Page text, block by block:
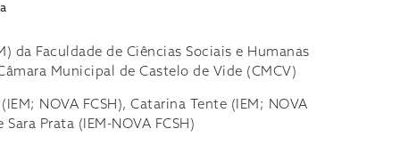
da Faculdade de Ciências Sociais e Humanas
Municipal de Castelo de Vide (CMCV)
NOVA FCSH), Catarina Tente (IEM; NOVA
Prata (IEM-NOVA FCSH)